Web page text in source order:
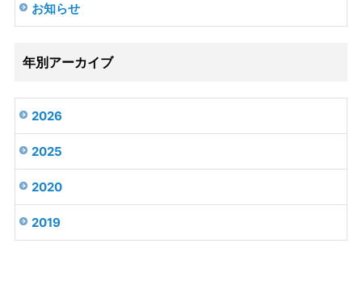
お知らせ
年別アーカイブ
2026
2025
2020
2019